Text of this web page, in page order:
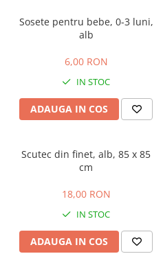
Sosete pentru bebe, 0-3 luni,
alb
6,00 RON
IN STOC
ADAUGA IN COS
Scutec din finet, alb, 85 x 85
cm
18,00 RON
IN STOC
ADAUGA IN COS